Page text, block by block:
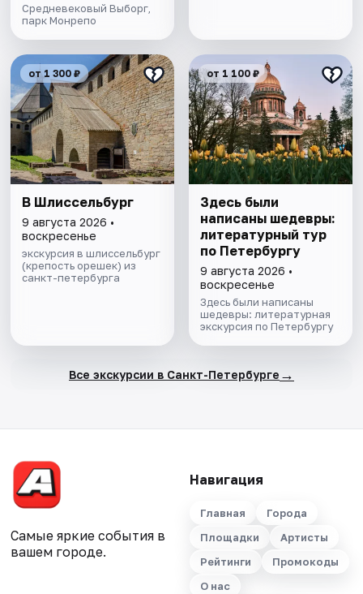
Средневековый Выборг,
парк Монрепо
от 1 300 ₽
В Шлиссельбург
9 августа 2026 •
воскресенье
экскурсия в шлиссельбург
(крепость орешек) из
санкт-петербурга
от 1 100 ₽
Здесь были
написаны шедевры:
литературный тур
по Петербургу
9 августа 2026 •
воскресенье
Здесь были написаны
шедевры: литературная
экскурсия по Петербургу
Все экскурсии в Санкт-Петербурге →
Самые яркие события в
вашем городе.
Навигация
Главная
Города
Площадки
Артисты
Рейтинги
Промокоды
О нас